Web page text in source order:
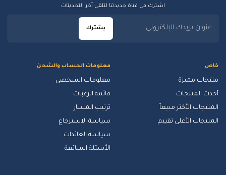
خاص
منتجات مميزة
أحدث المنتجات
المنتجات الأكثر مبيعاً
المنتجات الأعلى تقييم
معلومات الحساب والشحن
معلومات الشخصي
قائمة الرغبات
ترتيب المسار
سياسة الاسترجاع
سياسة العائدات
الأسئلة الشائعة
اشترك في قناة جديدتنا لتلقي آخر التحديثات
يشترك